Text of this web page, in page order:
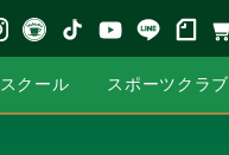
スクール スポーツクラブ